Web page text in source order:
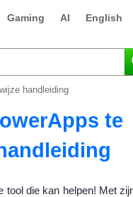
Gaming AI English
handleiding
te
tool die kan helpen! Met